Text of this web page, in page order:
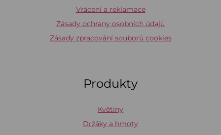
Vrácení a reklamace
Zásady ochrany osobních údajů
Zásady zpracování souborů cookies
Produkty
Květiny
Držáky a hmoty